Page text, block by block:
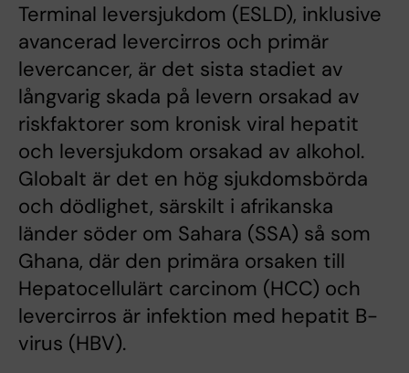
Terminal leversjukdom (ESLD), inklusive
avancerad levercirros och primär
levercancer, är det sista stadiet av
långvarig skada på levern orsakad av
riskfaktorer som kronisk viral hepatit
och leversjukdom orsakad av alkohol.
Globalt är det en hög sjukdomsbörda
och dödlighet, särskilt i afrikanska
länder söder om Sahara (SSA) så som
Ghana, där den primära orsaken till
Hepatocellulärt carcinom (HCC) och
levercirros är infektion med hepatit B-
virus (HBV).